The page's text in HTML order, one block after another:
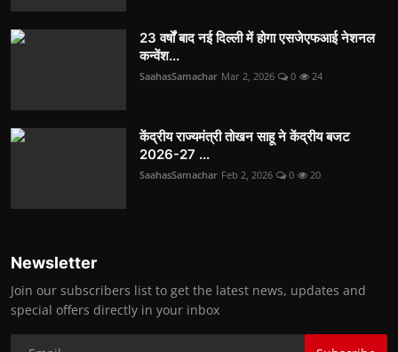
23 वर्षों बाद नई दिल्ली में होगा एसजेएफआई नेशनल
कन्वेंश...
SaahasSamachar Mar 2, 2026 0 24
केंद्रीय राज्यमंत्री तोखन साहू ने केंद्रीय बजट
2026-27 ...
SaahasSamachar Feb 2, 2026 0 20
Newsletter
Join our subscribers list to get the latest news, updates and
special offers directly in your inbox